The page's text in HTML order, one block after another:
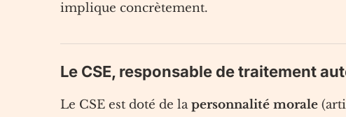
implique concrètement.
Le CSE, responsable de traitement
Le CSE est doté de lapersonnalité morale